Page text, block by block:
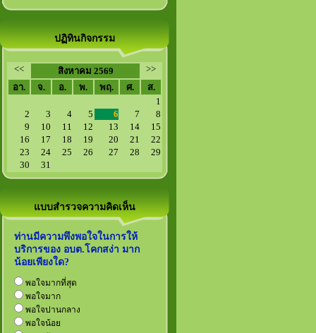
ปฏิทินกิจกรรม
<< สิงหาคม 2569
>>
อา.
จ. อ. พ. พฤ. ศ.
ส.
1
2
3 4 5 6 7
8
9
10 11 12 13 14
15
16
17 18 19 20 21
22
23
24 25 26 27 28
29
30
31
แบบสำรวจความคิดเห็น
ท่านมีความพึงพอใจในการให้
บริการของ อบต.โคกสง่า มาก
น้อยเพียงใด?
พอใจมากที่สุด
พอใจมาก
พอใจปานกลาง
พอใจน้อย